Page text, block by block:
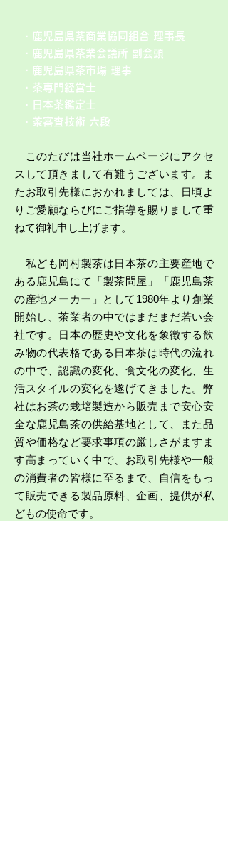
・鹿児島県茶商業協同組合 理事長
・鹿児島県茶業会議所 副会頭
・鹿児島県茶市場 理事
・茶専門経営士
・日本茶鑑定士
・茶審査技術 六段
このたびは当社ホームページにアクセ
スして頂きまして有難うございます。ま
たお取引先様におかれましては、日頃よ
りご愛顧ならびにご指導を賜りまして重
ねて御礼申し上げます。
私ども岡村製茶は日本茶の主要産地で
ある鹿児島にて「製茶問屋」「鹿児島茶
の産地メーカー」として1980年より創業
開始し、茶業者の中ではまだまだ若い会
社です。日本の歴史や文化を象徴する飲
み物の代表格である日本茶は時代の流れ
の中で、認識の変化、食文化の変化、生
活スタイルの変化を遂げてきました。弊
社はお茶の栽培製造から販売まで安心安
全な鹿児島茶の供給基地として、また品
質や価格など要求事項の厳しさがますま
す高まっていく中で、お取引先様や一般
の消費者の皆様に至るまで、自信をもっ
て販売できる製品原料、企画、提供が私
どもの使命です。